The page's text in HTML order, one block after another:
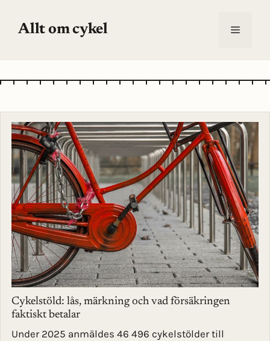
Allt om cykel Meny
Cykelstöld: lås, märkning och vad försäkringen
faktiskt betalar
Under 2025 anmäldes 46 496 cykelstölder till